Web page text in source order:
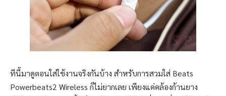
ทีนี้มาดูตอนใส่ใช้งานจริงกันบ้าง สำหรับการสวมใส่ Beats
Powerbeats2 Wireless ก็ไม่ยากเลย เพียงแค่คล้องก้านยาง